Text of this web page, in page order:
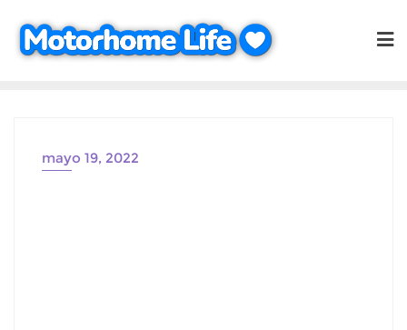
contenido
mayo 19, 2022